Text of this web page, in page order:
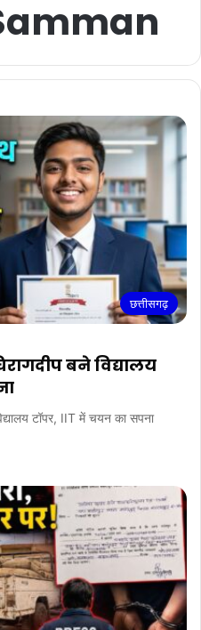
छत्तीसगढ़
बने विद्यालय
टॉपर, IIT में चयन का सपना